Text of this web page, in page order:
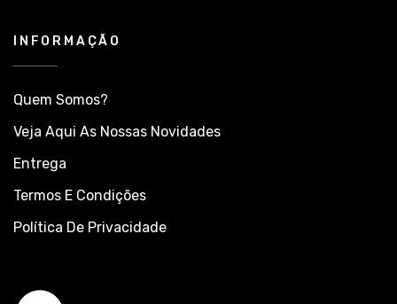
INFORMAÇÃO
Quem Somos?
Veja Aqui As Nossas Novidades
Entrega
Termos E Condições
Política De Privacidade